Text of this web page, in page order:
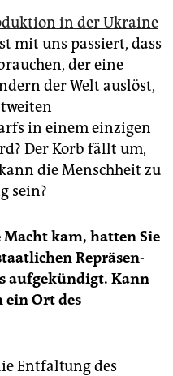
in der Ukraine
mit uns passiert, dass
der eine
der Welt auslöst,
in einem einzigen
Der Korb fällt um,
die Menschheit zu
sein?
kam, hatten Sie
Re­prä­sen­
aufgekündigt. Kann
ein Ort des
Entfaltung des